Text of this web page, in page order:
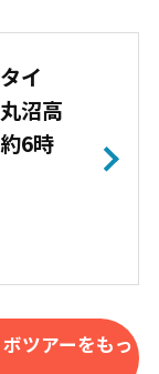
イ
沼高
6時
ツアーをもっ